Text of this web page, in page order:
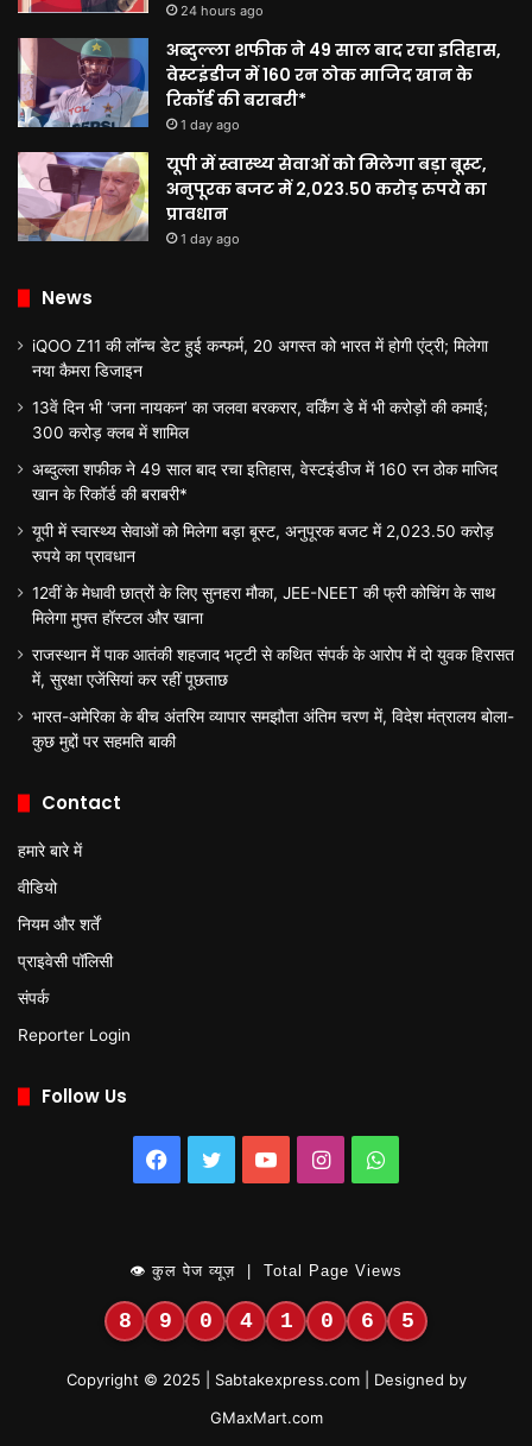
24 hours ago
अब्दुल्ला शफीक ने 49 साल बाद रचा इतिहास,
वेस्टइंडीज में 160 रन ठोक माजिद खान के
रिकॉर्ड की बराबरी*
1 day ago
यूपी में स्वास्थ्य सेवाओं को मिलेगा बड़ा बूस्ट,
अनुपूरक बजट में 2,023.50 करोड़ रुपये का
प्रावधान
1 day ago
News
iQOO Z11 की लॉन्च डेट हुई कन्फर्म, 20 अगस्त को भारत में होगी एंट्री; मिलेगा
नया कैमरा डिजाइन
13वें दिन भी ‘जना नायकन’ का जलवा बरकरार, वर्किंग डे में भी करोड़ों की कमाई;
300 करोड़ क्लब में शामिल
अब्दुल्ला शफीक ने 49 साल बाद रचा इतिहास, वेस्टइंडीज में 160 रन ठोक माजिद
खान के रिकॉर्ड की बराबरी*
यूपी में स्वास्थ्य सेवाओं को मिलेगा बड़ा बूस्ट, अनुपूरक बजट में 2,023.50 करोड़
रुपये का प्रावधान
12वीं के मेधावी छात्रों के लिए सुनहरा मौका, JEE-NEET की फ्री कोचिंग के साथ
मिलेगा मुफ्त हॉस्टल और खाना
राजस्थान में पाक आतंकी शहजाद भट्टी से कथित संपर्क के आरोप में दो युवक हिरासत
में, सुरक्षा एजेंसियां कर रहीं पूछताछ
भारत-अमेरिका के बीच अंतरिम व्यापार समझौता अंतिम चरण में, विदेश मंत्रालय बोला-
कुछ मुद्दों पर सहमति बाकी
Contact
हमारे बारे में
वीडियो
नियम और शर्तें
प्राइवेसी पॉलिसी
संपर्क
Reporter Login
Follow Us
Facebook
TwitterYouTubeInstagramWhatsApp
👁 कुल पेज व्यूज़ | Total Page Views
8 9 0 4 1 0 6 5
Copyright © 2025 | Sabtakexpress.com | Designed by
GMaxMart.com